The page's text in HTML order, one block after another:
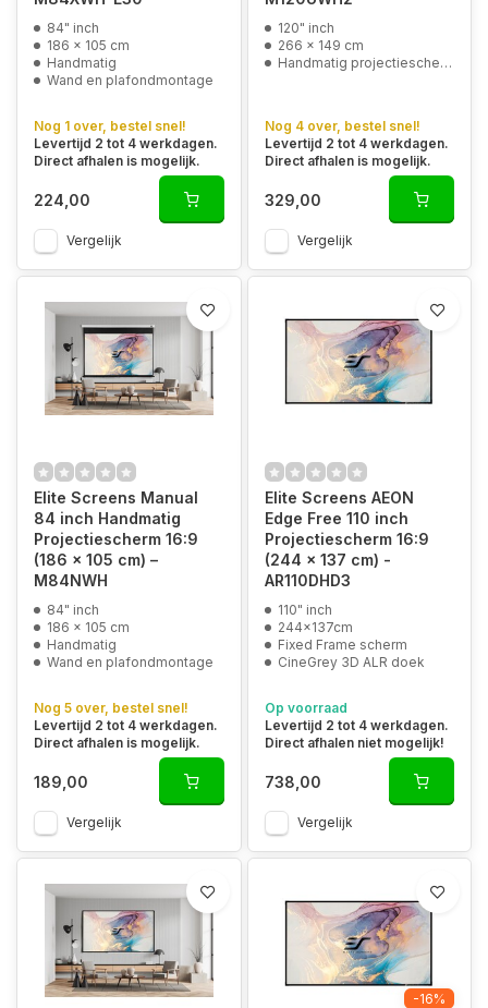
84" inch
186 x 105 cm
Handmatig
Wand en plafondmontage
Nog 1 over, bestel snel!
Levertijd 2 tot 4 werkdagen.
Direct afhalen is mogelijk.
224,00
Vergelijk
120" inch
266 x 149 cm
Handmatig projectiescherm
Nog 4 over, bestel snel!
Levertijd 2 tot 4 werkdagen.
Direct afhalen is mogelijk.
329,00
Vergelijk
Elite Screens Manual
84 inch Handmatig
Projectiescherm 16:9
(186 x 105 cm) –
M84NWH
84" inch
186 x 105 cm
Handmatig
Wand en plafondmontage
Nog 5 over, bestel snel!
Levertijd 2 tot 4 werkdagen.
Direct afhalen is mogelijk.
189,00
Vergelijk
Elite Screens AEON
Edge Free 110 inch
Projectiescherm 16:9
(244 x 137 cm) -
AR110DHD3
110" inch
244x137cm
Fixed Frame scherm
CineGrey 3D ALR doek
Op voorraad
Levertijd 2 tot 4 werkdagen.
Direct afhalen niet mogelijk!
738,00
Vergelijk
-16%